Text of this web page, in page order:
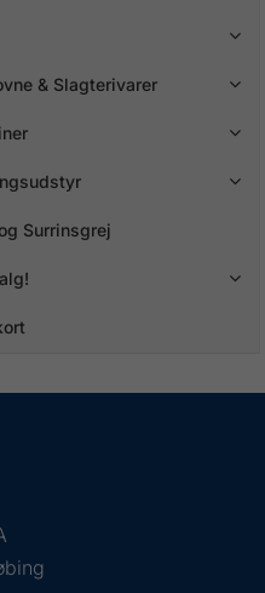

& Slagterivarer 


Surrinsgrej
